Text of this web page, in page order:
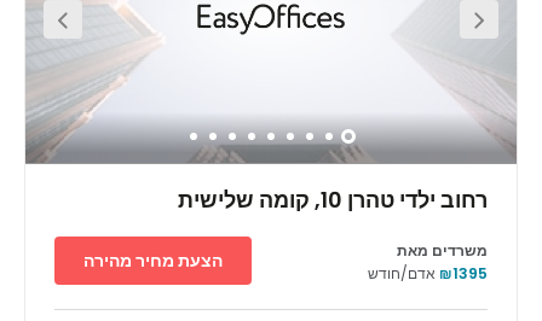
רחוב ילדי טהרן 10, קומה שלישית
משרדים מאת
אדם/חודש
הצעת מחיר מהירה